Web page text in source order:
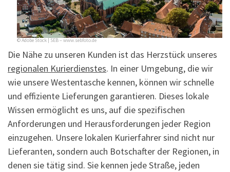
© Adobe Stock | SEB – www.sebfoto.de
Die Nähe zu unseren Kunden ist das Herzstück unseres
regionalen Kurierdienstes. In einer Umgebung, die wir
wie unsere Westentasche kennen, können wir schnelle
und effiziente Lieferungen garantieren. Dieses lokale
Wissen ermöglicht es uns, auf die spezifischen
Anforderungen und Herausforderungen jeder Region
einzugehen. Unsere lokalen Kurierfahrer sind nicht nur
Lieferanten, sondern auch Botschafter der Regionen, in
denen sie tätig sind. Sie kennen jede Straße, jeden